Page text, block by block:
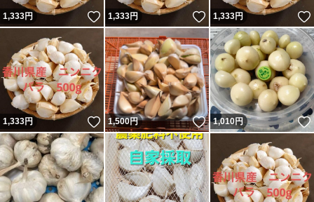
1,333円 いいね！
1,333円 いいね！
1,333円
1,333円 いいね！
1,500円 いいね！
1,010円